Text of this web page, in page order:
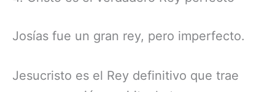
Josías fue un gran rey, pero imperfecto.
Jesucristo es el Rey definitivo que trae